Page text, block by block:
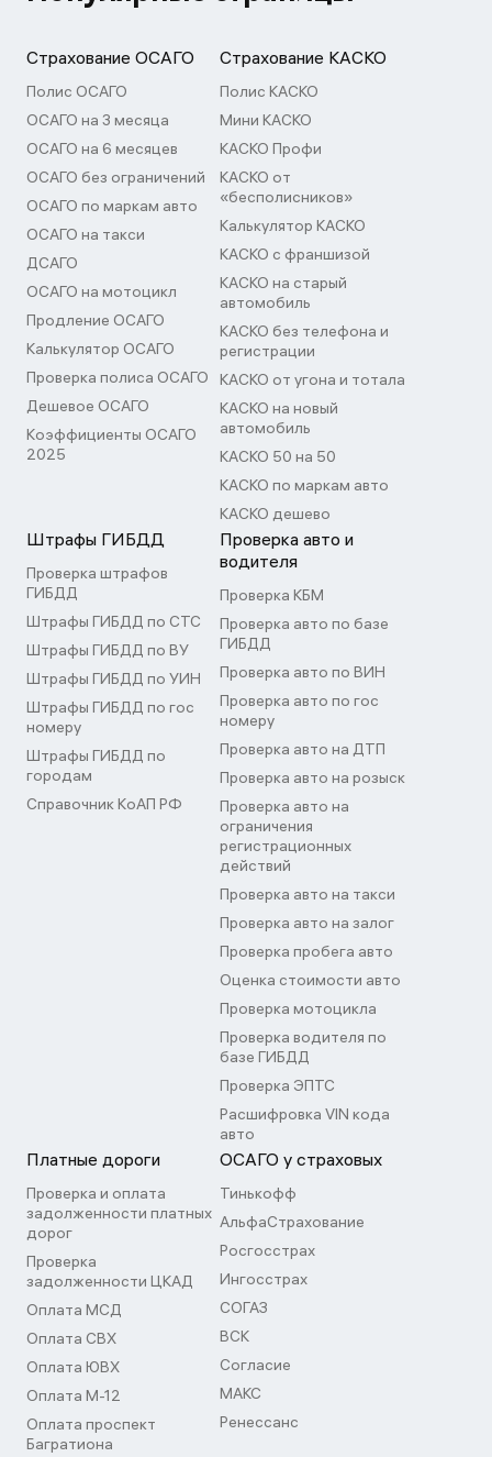
Страхование ОСАГО
Полис ОСАГО
ОСАГО на 3 месяца
ОСАГО на 6 месяцев
ОСАГО без ограничений
ОСАГО по маркам авто
ОСАГО на такси
ДСАГО
ОСАГО на мотоцикл
Продление ОСАГО
Калькулятор ОСАГО
Проверка полиса ОСАГО
Дешевое ОСАГО
Коэффициенты ОСАГО
2025
Страхование КАСКО
Полис КАСКО
Мини КАСКО
КАСКО Профи
КАСКО от
«бесполисников»
Калькулятор КАСКО
КАСКО с франшизой
КАСКО на старый
автомобиль
КАСКО без телефона и
регистрации
КАСКО от угона и тотала
КАСКО на новый
автомобиль
КАСКО 50 на 50
КАСКО по маркам авто
КАСКО дешево
Штрафы ГИБДД
Проверка штрафов
ГИБДД
Штрафы ГИБДД по СТС
Штрафы ГИБДД по ВУ
Штрафы ГИБДД по УИН
Штрафы ГИБДД по гос
номеру
Штрафы ГИБДД по
городам
Справочник КоАП РФ
Проверка авто и
водителя
Проверка КБМ
Проверка авто по базе
ГИБДД
Проверка авто по ВИН
Проверка авто по гос
номеру
Проверка авто на ДТП
Проверка авто на розыск
Проверка авто на
ограничения
регистрационных
действий
Проверка авто на такси
Проверка авто на залог
Проверка пробега авто
Оценка стоимости авто
Проверка мотоцикла
Проверка водителя по
базе ГИБДД
Проверка ЭПТС
Расшифровка VIN кода
авто
Платные дороги
Проверка и оплата
задолженности платных
дорог
Проверка
задолженности ЦКАД
Оплата МСД
Оплата СВХ
Оплата ЮВХ
Оплата М-12
Оплата проспект
Багратиона
ОСАГО у страховых
Тинькофф
АльфаСтрахование
Росгосстрах
Ингосстрах
СОГАЗ
ВСК
Согласие
МАКС
Ренессанс